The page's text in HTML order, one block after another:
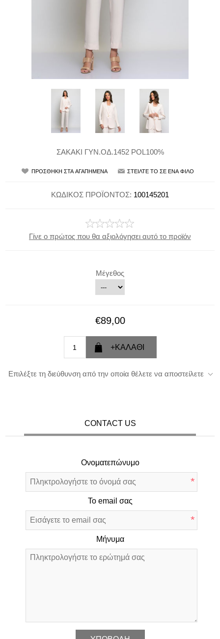
ΣΑΚΑΚΙ ΓΥΝ.ΟΔ.1452 POL100%
ΚΩΔΙΚΟΣ ΠΡΟΪΟΝΤΟΣ: 100145201
Γίνε ο πρώτος που θα αξιολόγησει αυτό το προϊόν
Μέγεθος
€89,00
Επιλέξτε τη διεύθυνση από την οποία θέλετε να αποστείλετε
CONTACT US
Ονοματεπώνυμο
*
Το email σας
*
Μήνυμα